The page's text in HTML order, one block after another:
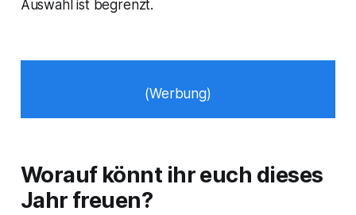
Auswahl ist begrenzt.
(Werbung)
Worauf könnt ihr euch dieses
Jahr freuen?